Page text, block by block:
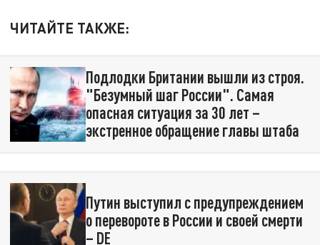
ЧИТАЙТЕ ТАКЖЕ:
Подлодки Британии вышли из строя.
"Безумный шаг России". Самая
опасная ситуация за 30 лет –
экстренное обращение главы штаба
Путин выступил с предупреждением
о перевороте в России и своей смерти
– DE